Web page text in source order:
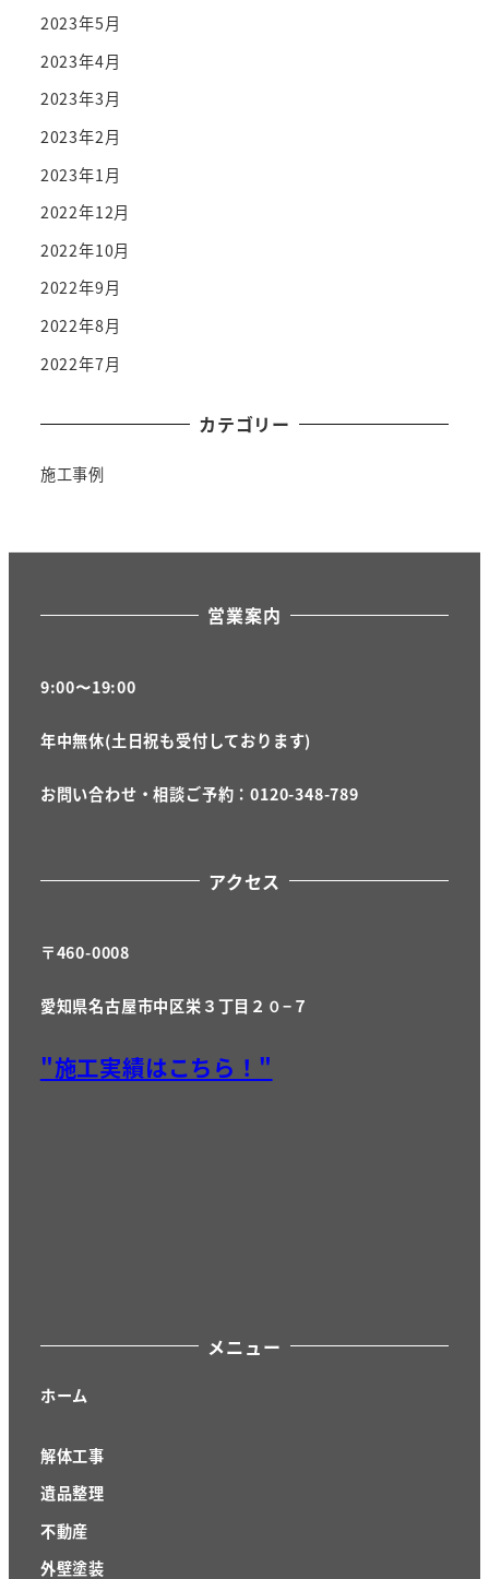
2023年5月
2023年4月
2023年3月
2023年2月
2023年1月
2022年12月
2022年10月
2022年9月
2022年8月
2022年7月
カテゴリー
施工事例
営業案内
9:00〜19:00
年中無休(土日祝も受付しております)
お問い合わせ・相談ご予約：0120-348-789
アクセス
〒460-0008
愛知県名古屋市中区栄３丁目２０−７
"施工実績はこちら！"
メニュー
ホーム
解体工事
遺品整理
不動産
外壁塗装